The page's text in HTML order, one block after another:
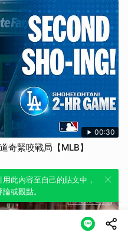
00:30
奇緊咬戰局【MLB】
此內容，透過發布貼
場。
此內容至自己的貼文中，
或觀點。